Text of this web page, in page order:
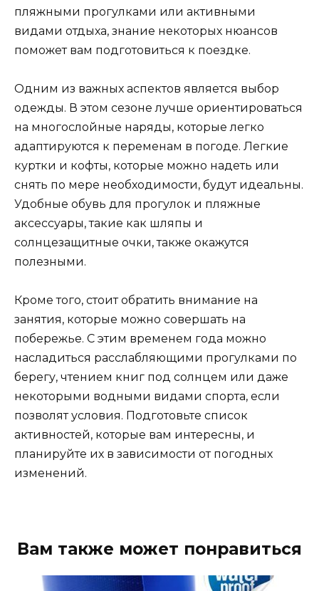
пляжными прогулками или активными
видами отдыха, знание некоторых нюансов
поможет вам подготовиться к поездке.
Одним из важных аспектов является выбор
одежды. В этом сезоне лучше ориентироваться
на многослойные наряды, которые легко
адаптируются к переменам в погоде. Легкие
куртки и кофты, которые можно надеть или
снять по мере необходимости, будут идеальны.
Удобные обувь для прогулок и пляжные
аксессуары, такие как шляпы и
солнцезащитные очки, также окажутся
полезными.
Кроме того, стоит обратить внимание на
занятия, которые можно совершать на
побережье. С этим временем года можно
насладиться расслабляющими прогулками по
берегу, чтением книг под солнцем или даже
некоторыми водными видами спорта, если
позволят условия. Подготовьте список
активностей, которые вам интересны, и
планируйте их в зависимости от погодных
изменений.
Вам также может понравиться